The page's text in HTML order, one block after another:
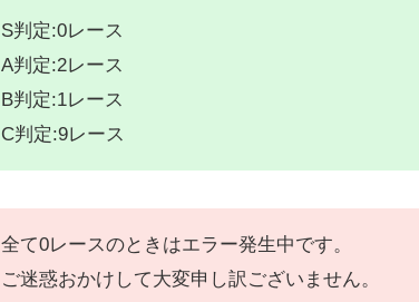
S判定:0レース
A判定:2レース
B判定:1レース
C判定:9レース
全て0レースのときはエラー発生中です。
ご迷惑おかけして大変申し訳ございません。